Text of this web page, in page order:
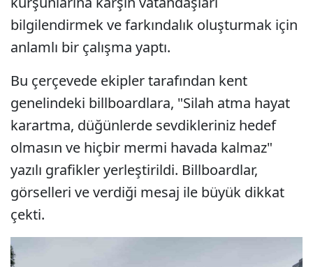
bilgilendirmek ve farkındalık oluşturmak için
anlamlı bir çalışma yaptı.
Bu çerçevede ekipler tarafından kent
genelindeki billboardlara, "Silah atma hayat
karartma, düğünlerde sevdikleriniz hedef
olmasın ve hiçbir mermi havada kalmaz"
yazılı grafikler yerleştirildi. Billboardlar,
görselleri ve verdiği mesaj ile büyük dikkat
çekti.